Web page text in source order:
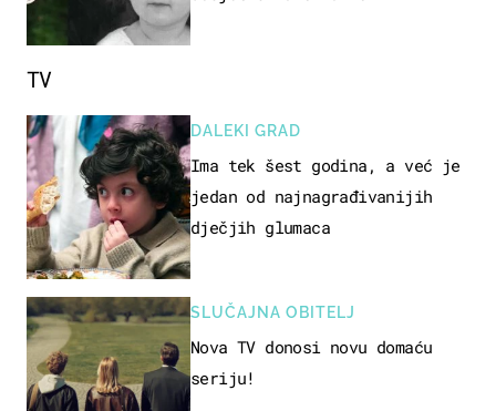
TV
DALEKI GRAD
Ima tek šest godina, a već je
jedan od najnagrađivanijih
dječjih glumaca
SLUČAJNA OBITELJ
Nova TV donosi novu domaću
seriju!